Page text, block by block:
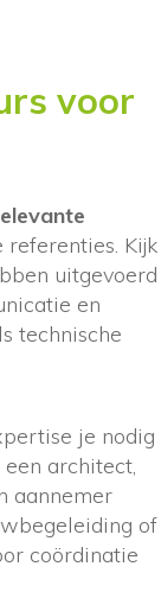
voor
Kijk
uitgevoerd
en
technische
je nodig
architect,
aannemer
of
coördinatie